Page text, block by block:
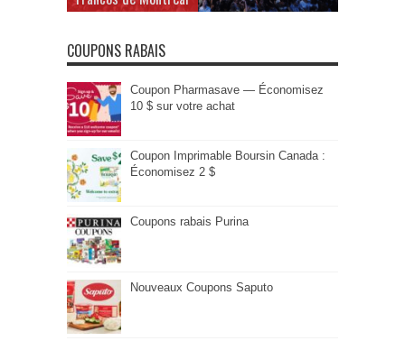
COUPONS RABAIS
Coupon Pharmasave — Économisez
10 $ sur votre achat
Coupon Imprimable Boursin Canada :
Économisez 2 $
Coupons rabais Purina
Nouveaux Coupons Saputo